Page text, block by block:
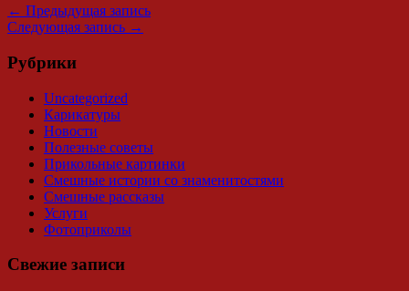
← Предыдущая запись
Следующая запись →
Рубрики
Uncategorized
Карикатуры
Новости
Полезные советы
Прикольные картинки
Смешные истории со знаменитостями
Смешные рассказы
Услуги
Фотоприколы
Свежие записи